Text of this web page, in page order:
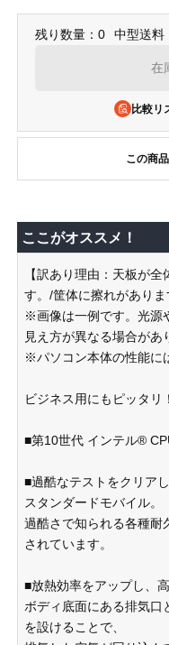
残り数量：0 中型送料
在
比較リ
この商
ここがオススメ！
【訳あり理由：天板が
す。/筐体に擦れがありま
※画像は一例です。光源
見え方が異なる場合があ
※パソコン本体の性能に
ビジネス用にもピッタリ
■第10世代 インテル®
■過酷なテストをクリア
スタンダードモバイル。
過酷さで知られる各種耐
されています。
■放熱効率をアップし、
ボディ底面にある排気口
を設けることで、